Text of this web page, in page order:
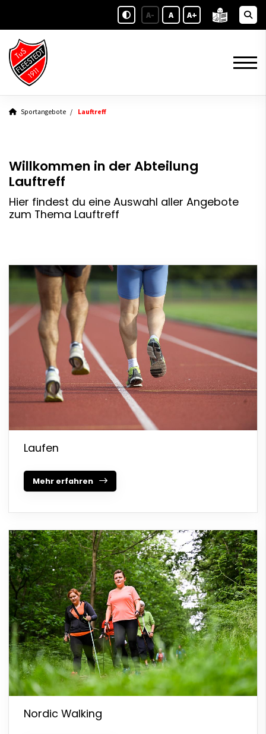
A- A A+
Sportangebote Lauftreff
Willkommen in der Abteilung
Lauftreff
Hier findest du eine Auswahl aller Angebote
zum Thema Lauftreff
Laufen
Mehr erfahren
Nordic Walking